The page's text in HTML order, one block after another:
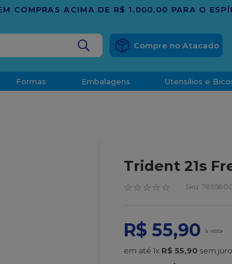
Formas Embalagens Utensilios e
Trident 21s
☆ ☆ ☆ ☆ ☆ :
R$ 55,90
em até 1x R$ 55,90 sem